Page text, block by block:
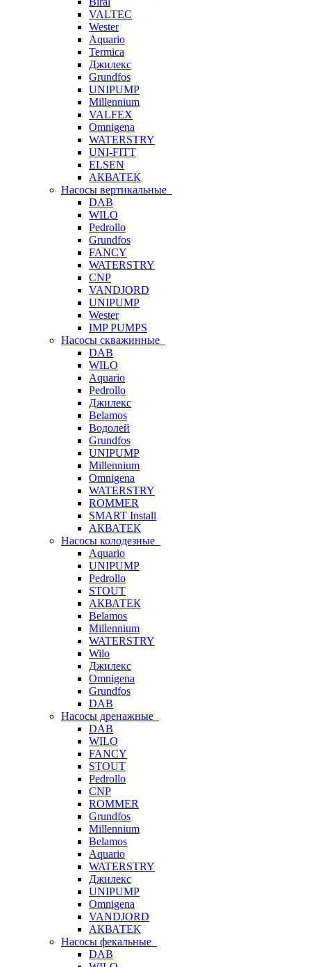
VALTEC
Wester
Aquario
Termica
Джилекс
Grundfos
UNIPUMP
Millennium
VALFEX
Omnigena
WATERSTRY
UNI-FITT
ELSEN
АКВАТЕК
Насосы вертикальные
DAB
WILO
Pedrollo
Grundfos
FANCY
WATERSTRY
CNP
VANDJORD
UNIPUMP
Wester
IMP PUMPS
Насосы скважинные
DAB
WILO
Aquario
Pedrollo
Джилекс
Belamos
Водолей
Grundfos
UNIPUMP
Millennium
Omnigena
WATERSTRY
ROMMER
SMART Install
АКВАТЕК
Насосы колодезные
Aquario
UNIPUMP
Pedrollo
STOUT
АКВАТЕК
Belamos
Millennium
WATERSTRY
Wilo
Джилекс
Omnigena
Grundfos
DAB
Насосы дренажные
DAB
WILO
FANCY
STOUT
Pedrollo
CNP
ROMMER
Grundfos
Millennium
Belamos
Aquario
WATERSTRY
Джилекс
UNIPUMP
Omnigena
VANDJORD
АКВАТЕК
Насосы фекальные
DAB